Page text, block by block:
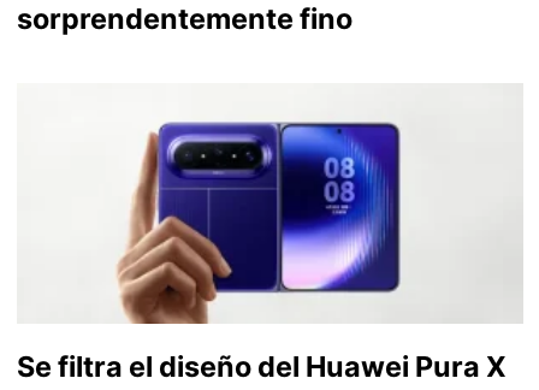
sorprendentemente fino
Se filtra el diseño del Huawei Pura X